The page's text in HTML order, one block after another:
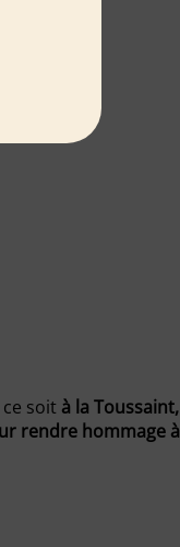
soit à la
rendre hommage